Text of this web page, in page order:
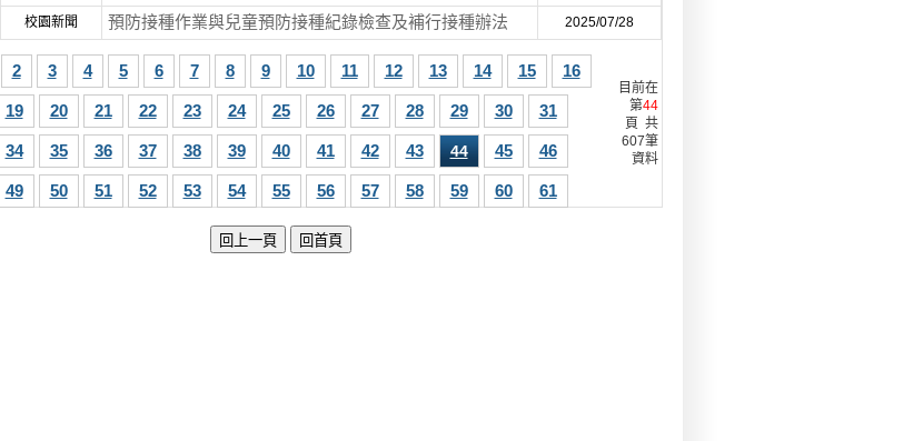
校園新聞 預防接種作業與兒童預防接種紀錄檢查及補行接種辦法 2025/07/28
2 3 4 5 6 7 8 9 10 11 12 13 14 15 16
19 20 21 22 23 24 25 26 27 28 29 30 31
34 35 36 37 38 39 40 41 42 43 44 45 46
49 50 51 52 53 54 55 56 57 58 59 60 61
目前在
第44
頁 共
607筆
資料